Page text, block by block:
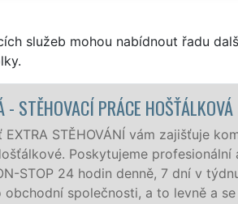
služeb mohou nabídnout řadu
a kvalitní
jak pro
zárukou